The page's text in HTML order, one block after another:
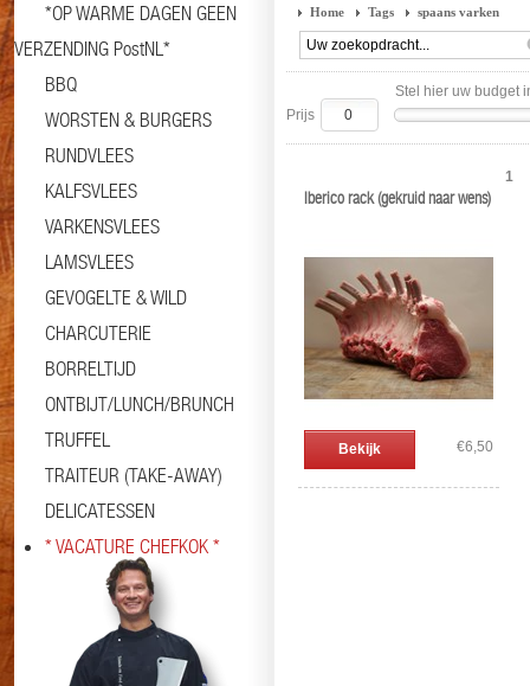
*OP WARME DAGEN GEEN
VERZENDING PostNL*
BBQ
WORSTEN & BURGERS
RUNDVLEES
KALFSVLEES
VARKENSVLEES
LAMSVLEES
GEVOGELTE & WILD
CHARCUTERIE
BORRELTIJD
ONTBIJT/LUNCH/BRUNCH
TRUFFEL
TRAITEUR (TAKE-AWAY)
DELICATESSEN
* VACATURE CHEFKOK *
Home Tags spaans varken
Stel hier uw budget
Prijs
Iberico rack (gekruid naar wens)
Bekijk €6,50
1